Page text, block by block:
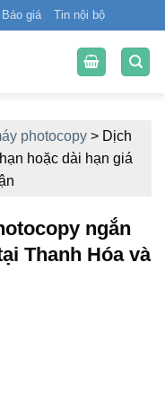
Báo giá Tin nội bộ
photocopy > Dịch
hoặc dài hạn giá
ngắn
Thanh Hóa và